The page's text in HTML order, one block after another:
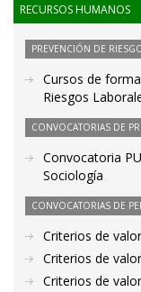
RECURSOS HUMANOS
PREVENCIÓN DE
Cursos de
Riesgos
CONVOCATORIAS DE
Convocatoria
Sociología
CONVOCATORIAS DE
Criterios de
Criterios de
Criterios de